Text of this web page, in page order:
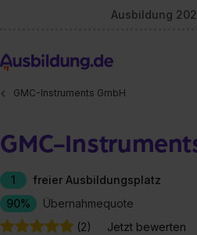
Ausbildung
GMC-Instruments GmbH
GMC-
1
freier Ausbildungsplatz
90%
Übernahmequote
(2)
Jetzt bewerten